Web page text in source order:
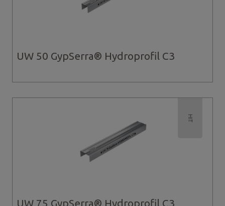
UW 50 GypSerra® Hydroprofil C3
UW 75 GypSerra® Hydroprofil C3
HIT